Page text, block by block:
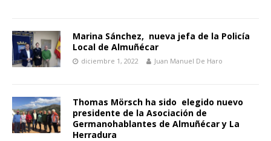
Marina Sánchez, nueva jefa de la Policía
Local de Almuñécar
diciembre 1, 2022 Juan Manuel De Haro
Thomas Mörsch ha sido elegido nuevo
presidente de la Asociación de
Germanohablantes de Almuñécar y La
Herradura